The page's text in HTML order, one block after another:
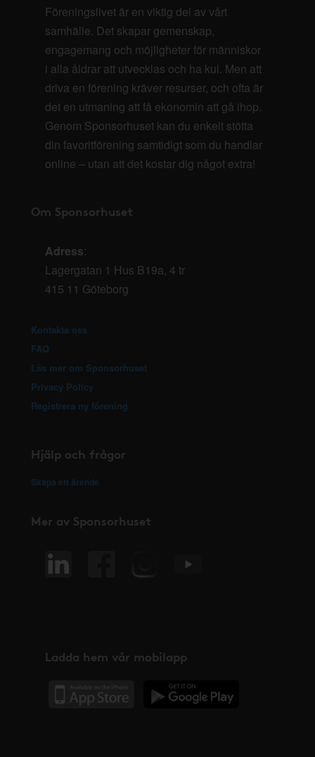
Föreningslivet är en viktig del av vårt
samhälle. Det skapar gemenskap,
engagemang och möjligheter för människor
i alla åldrar att utvecklas och ha kul. Men att
driva en förening kräver resurser, och ofta är
det en utmaning att få ekonomin att gå ihop.
Genom Sponsorhuset kan du enkelt stötta
din favoritförening samtidigt som du handlar
online – utan att det kostar dig något extra!
Om Sponsorhuset
Adress:
Lagergatan 1 Hus B19a, 4 tr
415 11 Göteborg
Kontakta oss
FAQ
Läs mer om Sponsorhuset
Privacy Policy
Registrera ny förening
Hjälp och frågor
Skapa ett ärende
Mer av Sponsorhuset
Ladda hem vår mobilapp